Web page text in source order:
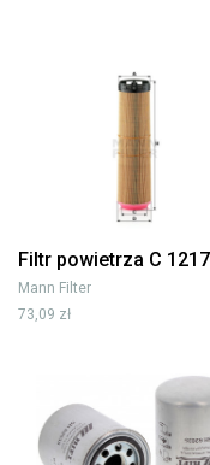
Filtr powietrza C
Mann Filter
73,09 zł